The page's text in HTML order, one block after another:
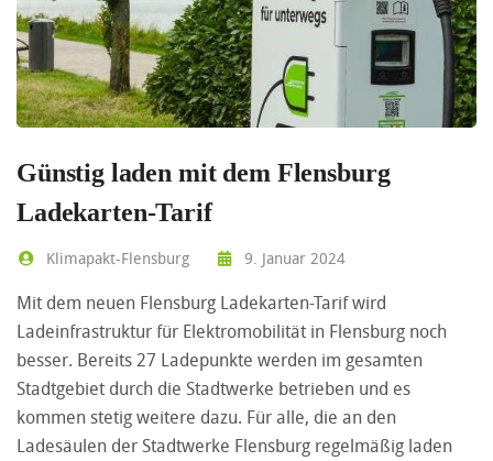
Günstig laden mit dem Flensburg
Ladekarten-Tarif
Klimapakt-Flensburg 9. Januar 2024
Mit dem neuen Flensburg Ladekarten-Tarif wird
Ladeinfrastruktur für Elektromobilität in Flensburg noch
besser. Bereits 27 Ladepunkte werden im gesamten
Stadtgebiet durch die Stadtwerke betrieben und es
kommen stetig weitere dazu. Für alle, die an den
Ladesäulen der Stadtwerke Flensburg regelmäßig laden